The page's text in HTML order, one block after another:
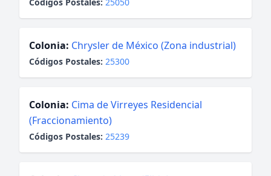
Colonia: Chrysler de México (Zona industrial)
Códigos Postales: 25300
Colonia: Cima de Virreyes Residencial
(Fraccionamiento)
Códigos Postales: 25239